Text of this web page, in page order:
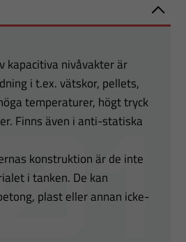
kapacitiva nivåvakter är
i t.ex. vätskor, pellets,
temperaturer, högt tryck
Finns även i anti-statiska
konstruktion är de inte
i tanken. De kan
plast eller annan icke-